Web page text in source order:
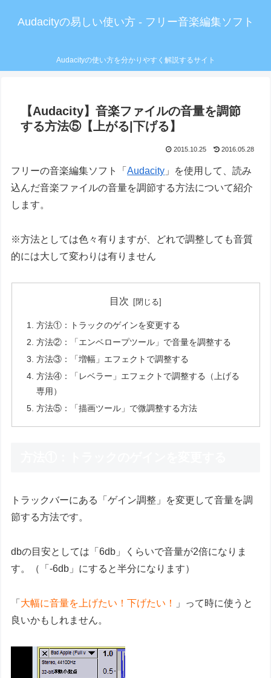
Audacityの易しい使い方 - フリー音楽編集ソフト
Audacityの使い方を分かりやすく解説するサイト
【Audacity】音楽ファイルの音量を調節
する方法⑤【上がる|下げる】
2015.10.25 2016.05.28
フリーの音楽編集ソフト「Audacity 」を使用して、読み
込んだ音楽ファイルの音量を調節する方法について紹介
します。
※方法としては色々有りますが、どれで調整しても音質
的には大して変わりは有りません
目次
方法①：トラックのゲインを変更する
方法②：「エンベロープツール」で音量を調整する
方法③：「増幅」エフェクトで調整する
方法④：「レベラー」エフェクトで調整する（上げる
専用）
方法⑤：「描画ツール」で微調整する方法
トラックバーにある「ゲイン調整」を変更して音量を調
節する方法です。
dbの目安としては「6db」くらいで音量が2倍になりま
す。（「-6db」にすると半分になります）
「 大幅に音量を上げたい！下げたい！
」って時に使うと
良いかもしれません。